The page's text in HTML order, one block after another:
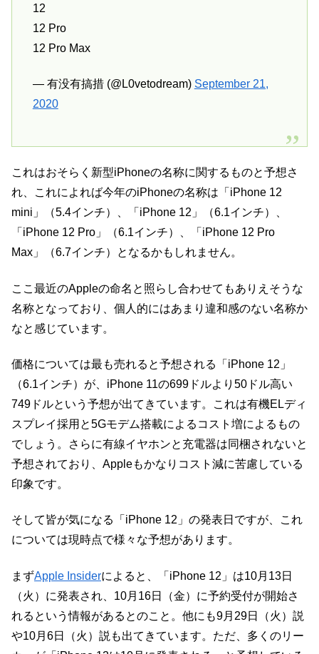
12
12 Pro
12 Pro Max
— 有没有搞措 (@L0vetodream) September 21,
2020
これはおそらく新型iPhoneの名称に関するものと予想さ
れ、これによれば今年のiPhoneの名称は「iPhone 12
mini」（5.4インチ）、「iPhone 12」（6.1インチ）、
「iPhone 12 Pro」（6.1インチ）、「iPhone 12 Pro
Max」（6.7インチ）となるかもしれません。
ここ最近のAppleの命名と照らし合わせてもありえそうな
名称となっており、個人的にはあまり違和感のない名称か
なと感じています。
価格については最も売れると予想される「iPhone 12」
（6.1インチ）が、iPhone 11の699ドルより50ドル高い
749ドルという予想が出てきています。これは有機ELディ
スプレイ採用と5Gモデム搭載によるコスト増によるもの
でしょう。さらに有線イヤホンと充電器は同梱されないと
予想されており、Appleもかなりコスト減に苦慮している
印象です。
そして皆が気になる「iPhone 12」の発表日ですが、これ
については現時点で様々な予想があります。
まずApple Insiderによると、「iPhone 12」は10月13日
（火）に発表され、10月16日（金）に予約受付が開始さ
れるという情報があるとのこと。他にも9月29日（火）説
や10月6日（火）説も出てきています。ただ、多くのリー